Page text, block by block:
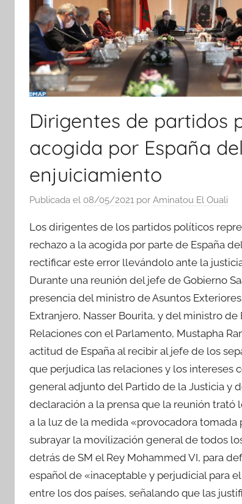
Dirigentes de partidos
acogida por España
enjuiciamiento
Publicada el 08/05/2021 por Aminatou El Ouali
Los dirigentes de los partidos políticos
rechazo a la acogida por parte de España
rectificar este error llevándolo ante la
Durante una reunión del jefe de Gobierno
presencia del ministro de Asuntos
Extranjero, Nasser Bourita, y del ministro
Relaciones con el Parlamento, Mustapha
actitud de España al recibir al jefe de los
que perjudica las relaciones y los intereses
general adjunto del Partido de la Justicia y
declaración a la prensa que la reunión
a la luz de la medida «provocadora tomada
subrayar la movilización general de todos
detrás de SM el Rey Mohammed VI, para
español de «inaceptable y perjudicial para
entre los dos países, señalando que las